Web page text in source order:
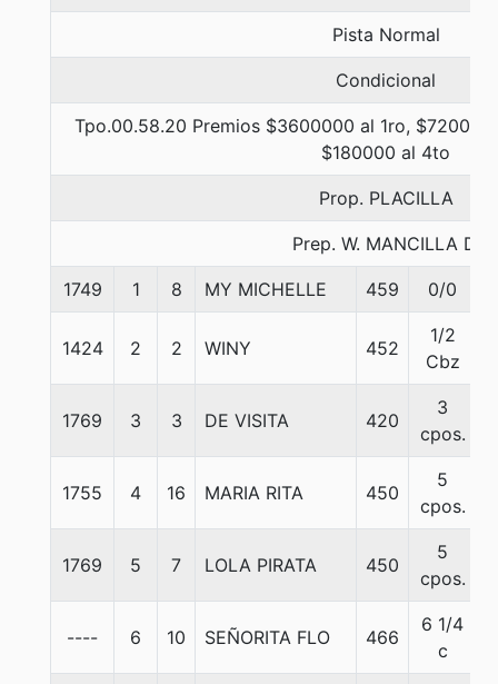
Pista Normal
Condicional
Tpo.00.58.20 Premios $3600000 al 1ro,
$180000 al 4to
Prop. PLACILLA
Prep. W. MANCILLA D.
1749 1 8 MY MICHELLE 459 0/0
1424 2 2 WINY 452
1/2
Cbz
1769 3 3 DE VISITA 420
3
cpos.
1755 4 16 MARIA RITA 450
5
cpos.
1769 5 7 LOLA PIRATA 450
5
cpos.
---- 6 10 SEÑORITA FLO 466
6 1/4
c